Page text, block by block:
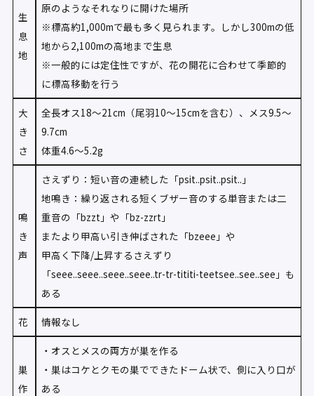
生
息
地
原のようなそれなりに開けた場所
※標高約1,000mで最も多く見られます。しかし300mの低
地から2,100mの高地まで生息
※一般的には定住性ですが、花の開花に合わせて季節的
に標高移動を行う
大
き
さ
全長オス18〜21cm（尾羽10〜15cmを含む）、メス9.5〜
9.7cm
体重4.6〜5.2g
鳴
き
声
さえずり：短い音の連続した「psit..psit..psit..」
地鳴き：繰り返される短くブザー音のする単音または二
重音の「bzzt」や「bz-zzrt」
またより甲高い引き伸ばされた「bzeee」や
甲高く下降/上昇するさえずり
「seee..seee..seee..seee..tr-tr-tititi-teetsee..see..see」も
ある
花 情報なし
巣
作
・オスとメスの両方が巣を作る
・巣はコケとクモの巣でできたドーム状で、側に入り口が
ある